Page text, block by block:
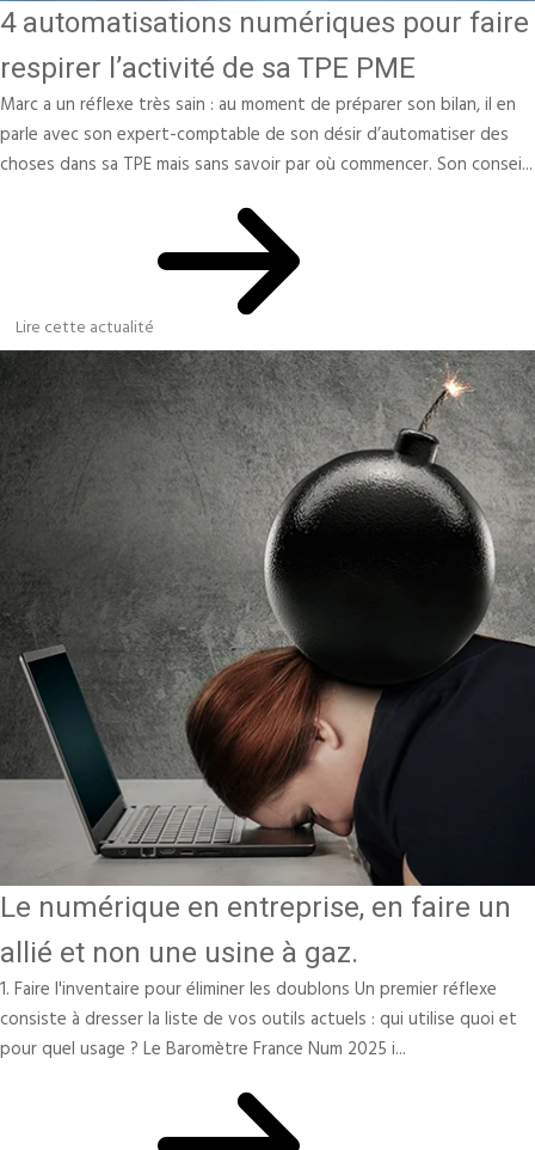
4 automatisations numériques pour faire
respirer l’activité de sa TPE PME
Marc a un réflexe très sain : au moment de préparer son bilan, il en
parle avec son expert-comptable de son désir d’automatiser des
choses dans sa TPE mais sans savoir par où commencer. Son consei...
Lire cette actualité
Le numérique en entreprise, en faire un
allié et non une usine à gaz.
1. Faire l'inventaire pour éliminer les doublons Un premier réflexe
consiste à dresser la liste de vos outils actuels : qui utilise quoi et
pour quel usage ? Le Baromètre France Num 2025 i...